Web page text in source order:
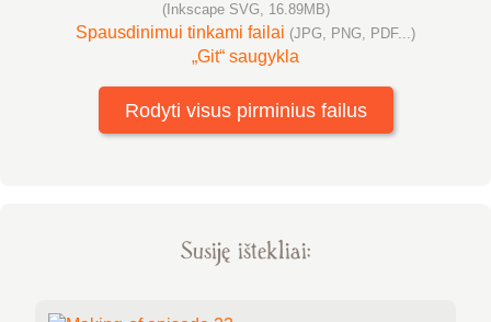
(Inkscape SVG, 16.89MB)
Spausdinimui tinkami failai (JPG, PNG, PDF...)
„Git“ saugykla
Rodyti visus pirminius failus
Susiję ištekliai: